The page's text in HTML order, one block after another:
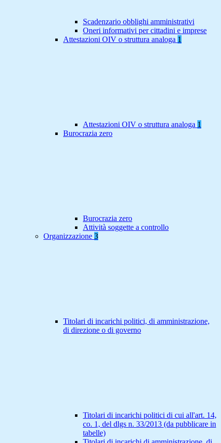
Scadenzario obblighi amministrativi
Oneri informativi per cittadini e imprese
Attestazioni OIV o struttura analoga 1
Attestazioni OIV o struttura analoga 1
Burocrazia zero
Burocrazia zero
Attività soggette a controllo
Organizzazione 3
Titolari di incarichi politici, di amministrazione,
di direzione o di governo
Titolari di incarichi politici di cui all'art. 14,
co. 1, del dlgs n. 33/2013 (da pubblicare in
tabelle)